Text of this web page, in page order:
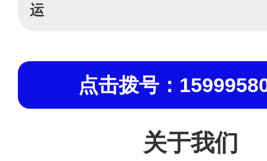
运
点击拨号：
关于我们